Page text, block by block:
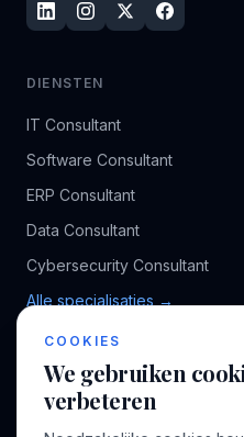
DIENSTEN
IT Consultant
Software Consultant
ERP Consultant
Data Consultant
Cybersecurity Consultant
Alle specialisaties →
BEDRIJF
COOKIES
We gebruiken
verbeteren